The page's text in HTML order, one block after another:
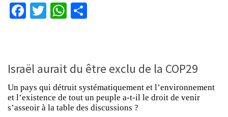
Facebook
TwitterWhatsApp
Israël aurait du être exclu de la COP29
Un pays qui détruit systématiquement et l’environnement
et l’existence de tout un peuple a-t-il le droit de venir
s’asseoir à la table des discussions ?